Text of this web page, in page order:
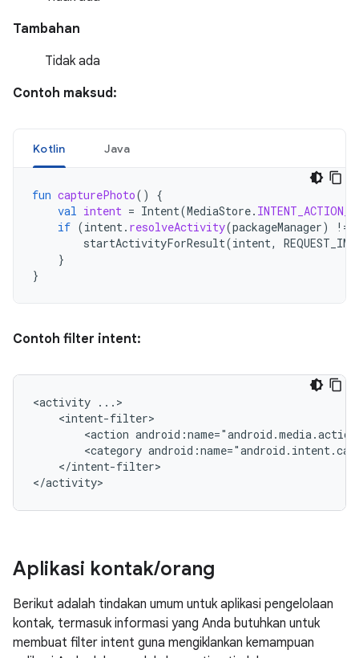
Tambahan
Tidak ada
Contoh maksud:
Kotlin Java
fun capturePhoto()
{
val intent = Intent(MediaStore.
if (intent. resolveActivity(packageManager) !=
startActivityForResult(intent,
}
}
Contoh filter intent:
<activity
<action
<category
</intent-filter>
</activity>
Aplikasi kontak/orang
Berikut adalah tindakan umum untuk aplikasi pengelolaan
kontak, termasuk informasi yang Anda butuhkan untuk
membuat filter intent guna mengiklankan kemampuan